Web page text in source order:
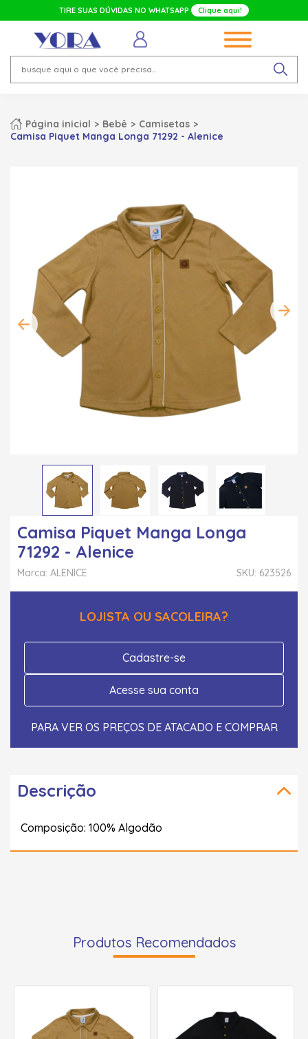
TIRE SUAS DÚVIDAS NO WHATSAPP Clique aqui!
Página inicial Bebê
Camisetas
Camisa Piquet Manga Longa 71292 - Alenice
Camisa Piquet Manga Longa
71292 - Alenice
SKU: 623526
Marca: ALENICE
LOJISTA OU SACOLEIRA?
Cadastre-se
Acesse sua conta
PARA VER OS PREÇOS DE ATACADO E COMPRAR
Descrição
Composição: 100% Algodão
Produtos Recomendados